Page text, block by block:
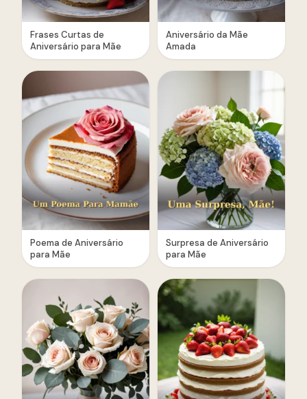
Frases Curtas de
Aniversário para Mãe
Poema de Aniversário
para Mãe
Aniversário da Mãe
Amada
Surpresa de Aniversário
para Mãe